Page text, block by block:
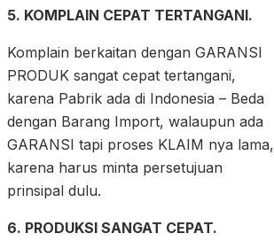
5. KOMPLAIN CEPAT TERTANGANI.
Komplain berkaitan dengan GARANSI
PRODUK sangat cepat tertangani,
karena Pabrik ada di Indonesia – Beda
dengan Barang Import, walaupun ada
GARANSI tapi proses KLAIM nya lama,
karena harus minta persetujuan
prinsipal dulu.
6. PRODUKSI SANGAT CEPAT.